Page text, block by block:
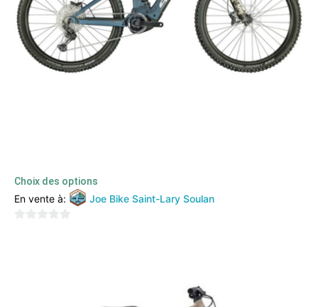
Choix des options
En vente à: Joe Bike Saint-Lary Soulan